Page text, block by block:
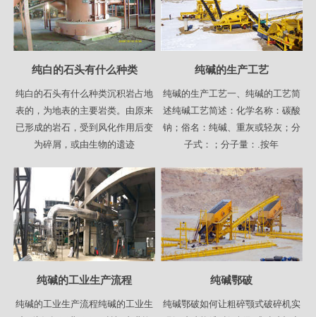
纯白的石头有什么种类
纯白的石头有什么种类沉积岩占地
表的，为地表的主要岩类。由原来
已形成的岩石，受到风化作用后变
为碎屑，或由生物的遗迹
纯碱的生产工艺
纯碱的生产工艺一、纯碱的工艺简
述纯碱工艺简述：化学名称：碳酸
钠；俗名：纯碱、重灰或轻灰；分
子式：；分子量：.按年
纯碱的工业生产流程
纯碱的工业生产流程纯碱的工业生
纯碱鄂破
纯碱鄂破如何让粗碎颚式破碎机实